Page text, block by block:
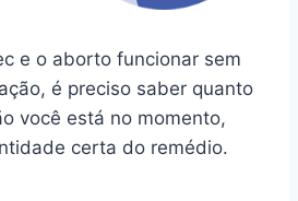
e o aborto funcionar sem
é preciso saber quanto
você está no momento,
certa do remédio.